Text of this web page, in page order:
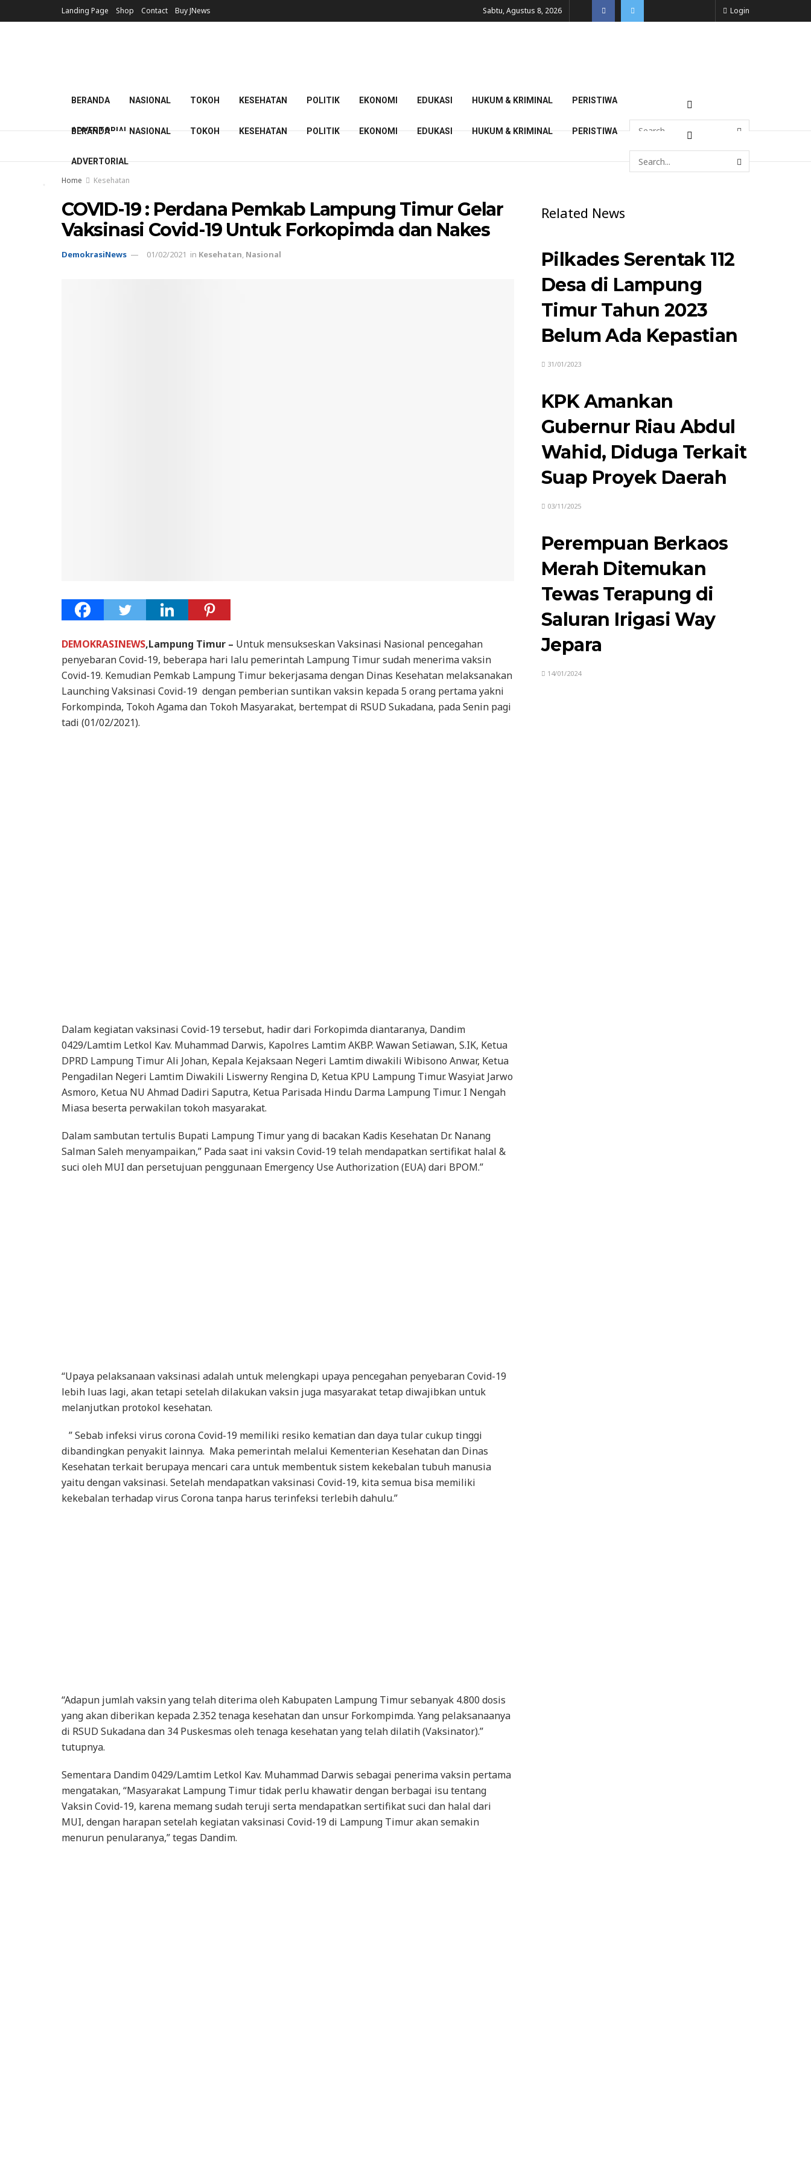
Landing Page Shop Contact Buy JNews Sabtu, Agustus 8, 2026 Login
BERANDA NASIONAL TOKOH KESEHATAN POLITIK EKONOMI EDUKASI HUKUM & KRIMINAL PERISTIWA
ADVERTORIAL
BERANDA NASIONAL TOKOH KESEHATAN POLITIK EKONOMI EDUKASI HUKUM & KRIMINAL PERISTIWA
ADVERTORIAL
Home Kesehatan
COVID-19 : Perdana Pemkab Lampung Timur Gelar
Vaksinasi Covid-19 Untuk Forkopimda dan Nakes
DemokrasiNews 01/02/2021 in Kesehatan, Nasional
DEMOKRASINEWS,Lampung Timur – Untuk mensukseskan Vaksinasi Nasional pencegahan
penyebaran Covid-19, beberapa hari lalu pemerintah Lampung Timur sudah menerima vaksin
Covid-19. Kemudian Pemkab Lampung Timur bekerjasama dengan Dinas Kesehatan melaksanakan
Launching Vaksinasi Covid-19 dengan pemberian suntikan vaksin kepada 5 orang pertama yakni
Forkompinda, Tokoh Agama dan Tokoh Masyarakat, bertempat di RSUD Sukadana, pada Senin pagi
tadi (01/02/2021).
Dalam kegiatan vaksinasi Covid-19 tersebut, hadir dari Forkopimda diantaranya, Dandim
0429/Lamtim Letkol Kav. Muhammad Darwis, Kapolres Lamtim AKBP. Wawan Setiawan, S.IK, Ketua
DPRD Lampung Timur Ali Johan, Kepala Kejaksaan Negeri Lamtim diwakili Wibisono Anwar, Ketua
Pengadilan Negeri Lamtim Diwakili Liswerny Rengina D, Ketua KPU Lampung Timur. Wasyiat Jarwo
Asmoro, Ketua NU Ahmad Dadiri Saputra, Ketua Parisada Hindu Darma Lampung Timur. I Nengah
Miasa beserta perwakilan tokoh masyarakat.
Dalam sambutan tertulis Bupati Lampung Timur yang di bacakan Kadis Kesehatan Dr. Nanang
Salman Saleh menyampaikan,” Pada saat ini vaksin Covid-19 telah mendapatkan sertifikat halal &
suci oleh MUI dan persetujuan penggunaan Emergency Use Authorization (EUA) dari BPOM.”
“Upaya pelaksanaan vaksinasi adalah untuk melengkapi upaya pencegahan penyebaran Covid-19
lebih luas lagi, akan tetapi setelah dilakukan vaksin juga masyarakat tetap diwajibkan untuk
melanjutkan protokol kesehatan.
” Sebab infeksi virus corona Covid-19 memiliki resiko kematian dan daya tular cukup tinggi
dibandingkan penyakit lainnya. Maka pemerintah melalui Kementerian Kesehatan dan Dinas
Kesehatan terkait berupaya mencari cara untuk membentuk sistem kekebalan tubuh manusia
yaitu dengan vaksinasi. Setelah mendapatkan vaksinasi Covid-19, kita semua bisa memiliki
kekebalan terhadap virus Corona tanpa harus terinfeksi terlebih dahulu.”
“Adapun jumlah vaksin yang telah diterima oleh Kabupaten Lampung Timur sebanyak 4.800 dosis
yang akan diberikan kepada 2.352 tenaga kesehatan dan unsur Forkompimda. Yang pelaksanaanya
di RSUD Sukadana dan 34 Puskesmas oleh tenaga kesehatan yang telah dilatih (Vaksinator).”
tutupnya.
Sementara Dandim 0429/Lamtim Letkol Kav. Muhammad Darwis sebagai penerima vaksin pertama
mengatakan, “Masyarakat Lampung Timur tidak perlu khawatir dengan berbagai isu tentang
Vaksin Covid-19, karena memang sudah teruji serta mendapatkan sertifikat suci dan halal dari
MUI, dengan harapan setelah kegiatan vaksinasi Covid-19 di Lampung Timur akan semakin
menurun penularanya,” tegas Dandim.
Related News
Pilkades Serentak 112
Desa di Lampung
Timur Tahun 2023
Belum Ada Kepastian
31/01/2023
KPK Amankan
Gubernur Riau Abdul
Wahid, Diduga Terkait
Suap Proyek Daerah
03/11/2025
Perempuan Berkaos
Merah Ditemukan
Tewas Terapung di
Saluran Irigasi Way
Jepara
14/01/2024